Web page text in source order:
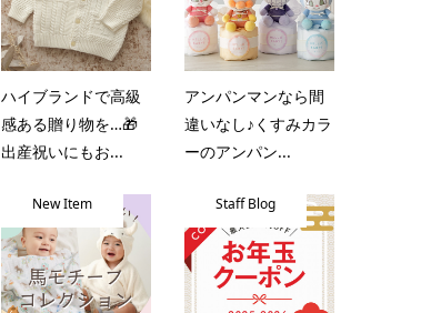
ハイブランドで高級
感ある贈り物を…🎁
出産祝いにもお...
アンパンマンなら間
違いなし♪くすみカラ
ーのアンパン...
New Item Staff Blog